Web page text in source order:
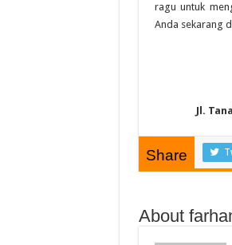
ragu untuk
Anda sekarang
Jl.
Share
About